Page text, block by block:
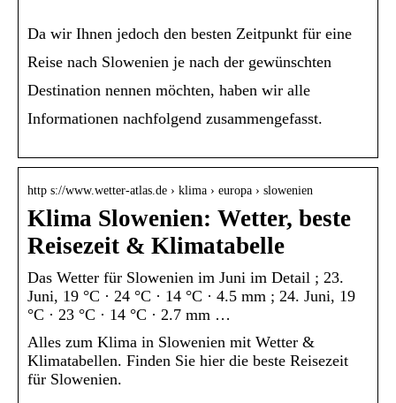
Da wir Ihnen jedoch den besten Zeitpunkt für eine
Reise nach Slowenien je nach der gewünschten
Destination nennen möchten, haben wir alle
Informationen nachfolgend zusammengefasst.
http s://www.wetter-atlas.de › klima › europa › slowenien
Klima Slowenien: Wetter, beste
Reisezeit & Klimatabelle
Das Wetter für Slowenien im Juni im Detail ; 23.
Juni, 19 °C · 24 °C · 14 °C · 4.5 mm ; 24. Juni, 19
°C · 23 °C · 14 °C · 2.7 mm …
Alles zum Klima in Slowenien mit Wetter &
Klimatabellen. Finden Sie hier die beste Reisezeit
für Slowenien.